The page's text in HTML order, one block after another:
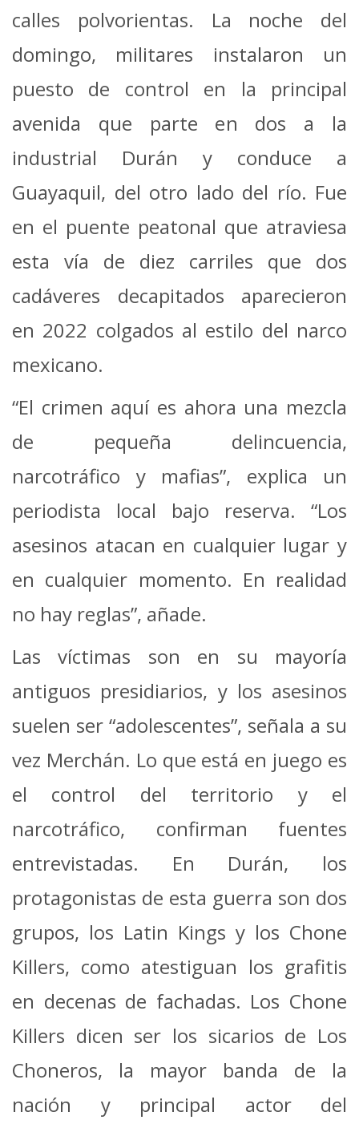
calles polvorientas. La noche del
domingo, militares instalaron un
puesto de control en la principal
avenida que parte en dos a la
industrial Durán y conduce a
Guayaquil, del otro lado del río. Fue
en el puente peatonal que atraviesa
esta vía de diez carriles que dos
cadáveres decapitados aparecieron
en 2022 colgados al estilo del narco
mexicano.
“El crimen aquí es ahora una mezcla
de pequeña delincuencia,
narcotráfico y mafias”, explica un
periodista local bajo reserva. “Los
asesinos atacan en cualquier lugar y
en cualquier momento. En realidad
no hay reglas”, añade.
Las víctimas son en su mayoría
antiguos presidiarios, y los asesinos
suelen ser “adolescentes”, señala a su
vez Merchán. Lo que está en juego es
el control del territorio y el
narcotráfico, confirman fuentes
entrevistadas. En Durán, los
protagonistas de esta guerra son dos
grupos, los Latin Kings y los Chone
Killers, como atestiguan los grafitis
en decenas de fachadas. Los Chone
Killers dicen ser los sicarios de Los
Choneros, la mayor banda de la
nación y principal actor del